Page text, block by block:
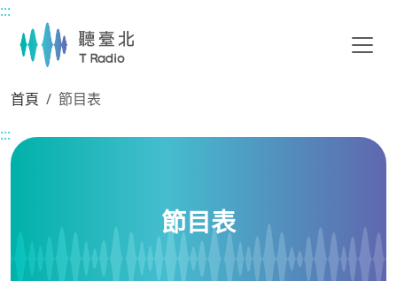
主要內容區塊
:::
首頁
節目表
:::
節目表